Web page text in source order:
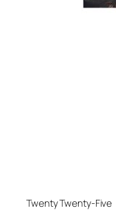
Twenty Twenty-Five